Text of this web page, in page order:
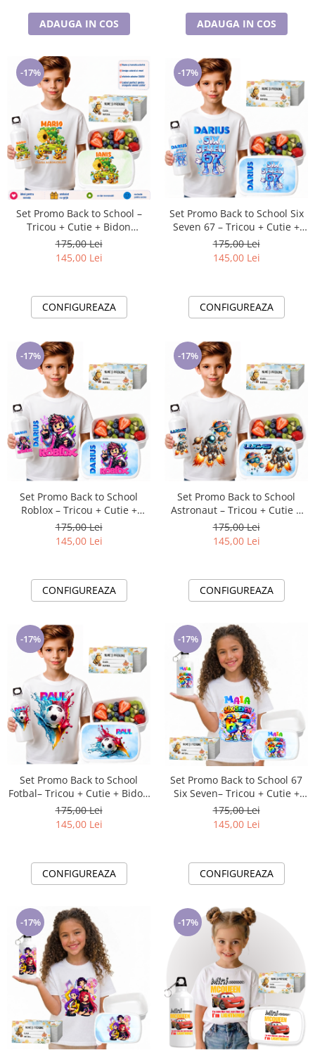
ADAUGA IN COS ADAUGA IN COS
-17%
Set Promo Back to School –
Tricou + Cutie + Bidon
Personalizat pentru copilul
tău
175,00 Lei
145,00 Lei
CONFIGUREAZA
-17%
Set Promo Back to School Six
Seven 67 – Tricou + Cutie +
Bidon Personalizat pentru
copilul tău
175,00 Lei
145,00 Lei
CONFIGUREAZA
-17%
Set Promo Back to School
Roblox – Tricou + Cutie +
Bidon Personalizat pentru
copilul tău
175,00 Lei
145,00 Lei
CONFIGUREAZA
-17%
Set Promo Back to School
Astronaut – Tricou + Cutie +
Bidon Personalizat pentru
copilul tău
175,00 Lei
145,00 Lei
CONFIGUREAZA
-17%
Set Promo Back to School
Fotbal– Tricou + Cutie + Bidon
Personalizat pentru copilul
tău
175,00 Lei
145,00 Lei
CONFIGUREAZA
-17%
Set Promo Back to School 67
Six Seven– Tricou + Cutie +
Bidon Personalizat pentru
copilul tău
175,00 Lei
145,00 Lei
CONFIGUREAZA
-17% -17%